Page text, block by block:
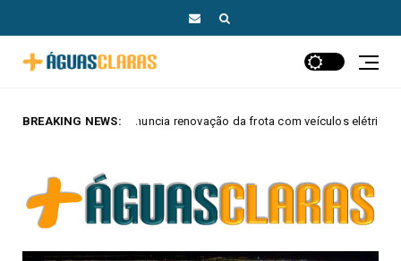
BREAKING NEWS:
renovação da frota com veículos elétricos e híbridos MAIS